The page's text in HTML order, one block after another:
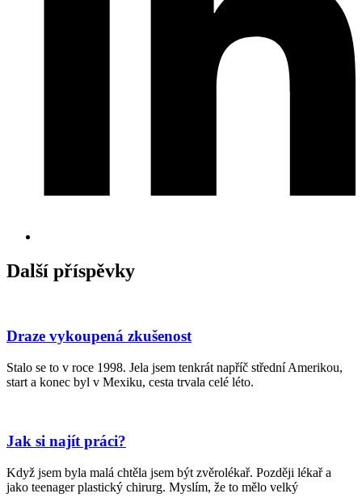
Další příspěvky
Draze vykoupená zkušenost
Stalo se to v roce 1998. Jela jsem tenkrát napříč střední Amerikou,
start a konec byl v Mexiku, cesta trvala celé léto.
Jak si najít práci?
Když jsem byla malá chtěla jsem být zvěrolékař. Později lékař a
jako teenager plastický chirurg. Myslím, že to mělo velký